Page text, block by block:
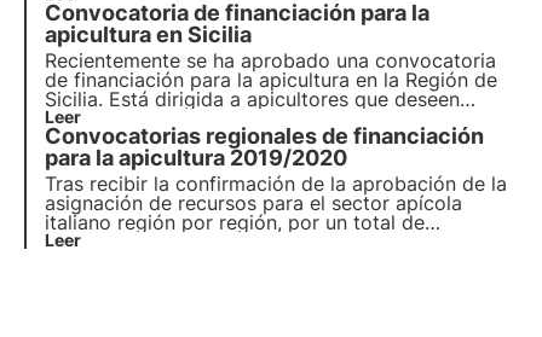
sus actividades apícolas. La nueva convocatoria
de financiación se aprobó con vistas a mejorar el
desarrollo de la apicultura.
Convocatoria de financiación para la
apicultura en Sicilia
Recientemente se ha aprobado una convocatoria
de financiación para la apicultura en la Región de
Sicilia. Está dirigida a apicultores que deseen
aumentar su producción y mejorar la calidad de
sus productos.
Leer
Convocatorias regionales de financiación
para la apicultura 2019/2020
Tras recibir la confirmación de la aprobación de la
asignación de recursos para el sector apícola
italiano región por región, por un total de
7.089.436 euros procedentes de fuentes
Leer